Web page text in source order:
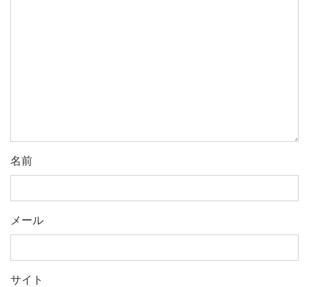
名前
メール
サイト